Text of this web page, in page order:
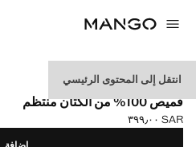
انتقل إلى المحتوى الرئيسي
ESSENTIALS
قميص 100% من الكتان منتظم
السعر الحالي [SAR ٣٩٩٫٠٠ ]
SAR ٣٩٩٫٠٠
حدد اللون